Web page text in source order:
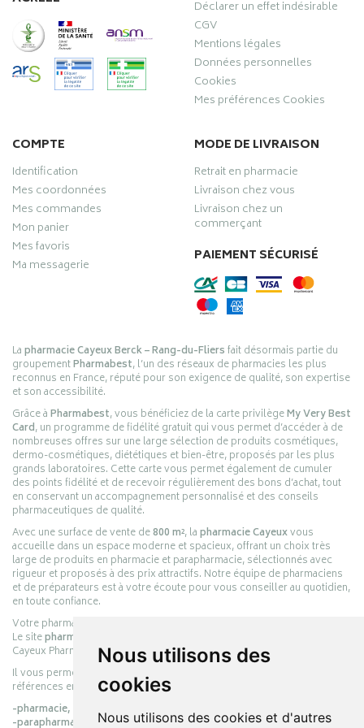
Nous utilisons des
cookies
Nous utilisons des cookies et d'autres
Déclarer un effet indésirable
CGV
Mentions légales
Données personnelles
Cookies
Mes préférences Cookies
COMPTE
Identification
Mes coordonnées
Mes commandes
Mon panier
Mes favoris
Ma messagerie
MODE DE LIVRAISON
Retrait en pharmacie
Livraison chez vous
Livraison chez un
commerçant
PAIEMENT SÉCURISÉ
Lapharmacie Cayeux Berck – Rang-du-Fliersfait désormais partie du
groupementPharmabest, l’un des réseaux de pharmacies les plus
reconnus en France, réputé pour son exigence de qualité, son expertise
et son accessibilité.
Grâce àPharmabest, vous bénéficiez de la carte privilègeMy Very Best
Card, un programme de fidélité gratuit qui vous permet d’accéder à de
nombreuses offres sur une large sélection de produits cosmétiques,
dermo-cosmétiques, diététiques et bien-être, proposés par les plus
grands laboratoires. Cette carte vous permet également de cumuler
des points fidélité et de recevoir régulièrement des bons d’achat, tout
en conservant un accompagnement personnalisé et des conseils
pharmaceutiques de qualité.
Avec une surface de vente de800 m², lapharmacie Cayeuxvous
accueille dans un espace moderne et spacieux, offrant un choix très
large de produits en pharmacie et parapharmacie, sélectionnés avec
rigueur et proposés à des prix attractifs. Notre équipe de pharmaciens
et de préparateurs est à votre écoute pour vous conseiller au quotidien,
en toute confiance.
Votre pharmacie en ligne :
Le sitepharmacie-cayeux.fr
Cayeux Pharmabest Berck-sur-Mer – Rang-du-Fliers.
Il vous permet de réaliser vos achats en ligne parmi des milliers de
références en :
-pharmacie,
-parapharmacie,